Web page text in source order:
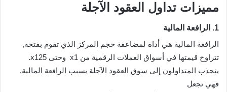
مميزات تداول العقود الآجلة
1. الرافعة المالية
الرافعة المالية هي أداة لمضاعفة حجم المركز الذي تقوم بفتحه,
تتراوح قيمتها في أسواق العملات الرقمية من x1 وحتى x125.
ينجذب المتداولون إلى سوق العقود الآجلة بسبب الرافعة المالية,
فهي تجعل